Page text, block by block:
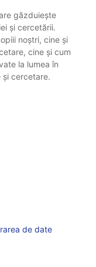
găzduiește
și cercetării.
noștri, cine și
cine și cum
la lumea în
și cercetare.
de date